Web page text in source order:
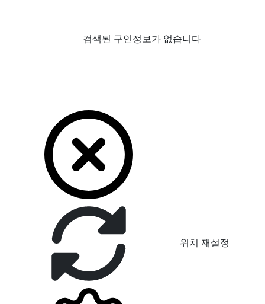
검색된 구인정보가 없습니다
위치 재설정